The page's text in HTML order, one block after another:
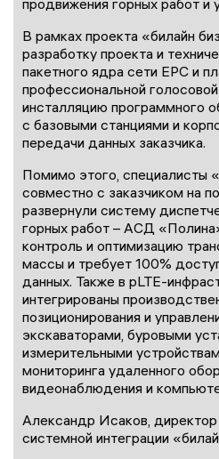
В рамках проекта «билайн
разработку проекта и
пакетного ядра сети EPС и
профессиональной
инсталляцию программного
с базовыми станциями и
передачи данных заказчика.
Помимо этого, специалисты
совместно с заказчиком на
развернули систему
горных работ – АСД
контроль и оптимизацию
массы и требует 100%
данных. Также в pLTE-
интегрированы
позиционирования и
экскаваторами, буровыми
измерительными
мониторинга удаленного
видеонаблюдения и
Александр Исаков,
системной интеграции